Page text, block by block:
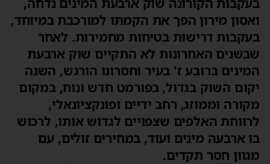
מירון הפך את הקמתו למורכבת במיוחד,
דרישות בטיחות מחמירות. לאחר
האחרונות לא התקיים שוק ארבעת
ברובע ז' בעיר וחסרונו הורגש, השנה
השוק בגדול, בפורמט חדש ונוח, במקום
וממוזג, רחב ידיים ופונקציונאלי,
האלפים שצפויים לגדוש אותו, לרכוש
ארבעה מינים ועוד, במחירים זולים, עם
חסר תקדים.